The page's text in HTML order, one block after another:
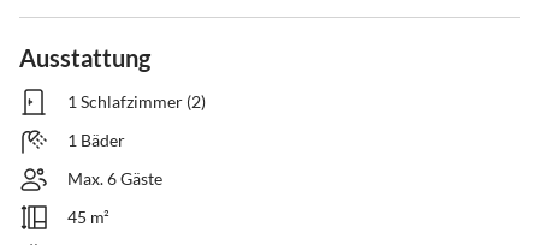
Ausstattung
1 Schlafzimmer (2)
1 Bäder
Max. 6 Gäste
45 m²